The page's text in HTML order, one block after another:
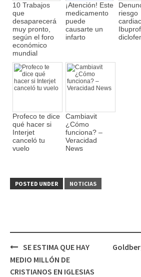
10 Trabajos
que
desaparecerá
muy pronto,
según el foro
económico
mundial
¡Atención! Este
medicamento
puede
causarte un
infarto
riesgo
Profeco te dice
qué hacer si
Interjet
canceló tu
vuelo
Cambiavit
¿Cómo
funciona? –
Veracidad
News
POSTED UNDER NOTICIAS
Post
navigation
SE ESTIMA QUE HAY
MEDIO MILLÓN DE
CRISTIANOS EN IGLESIAS